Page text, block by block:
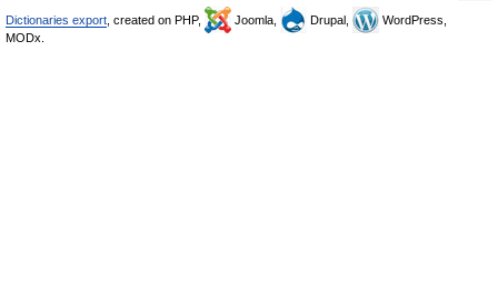
Dictionaries export , created on PHP, Joomla, Drupal,
WordPress,
MODx.